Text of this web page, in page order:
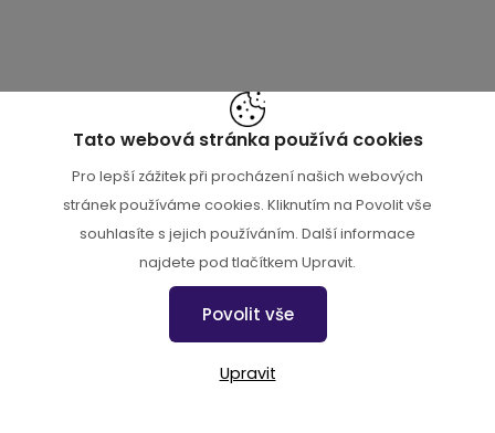
Tato webová stránka používá cookies
Pro lepší zážitek při procházení našich webových
stránek používáme cookies. Kliknutím na Povolit vše
souhlasíte s jejich používáním. Další informace
najdete pod tlačítkem Upravit.
Povolit vše
Upravit